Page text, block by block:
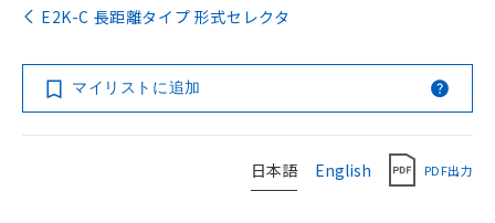
E2K-C 長距離タイプ 形式セレクタ
マイリストに追加
日本語 English PDF出力